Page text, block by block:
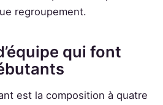
regroupement.
qui font
est la composition à quatre